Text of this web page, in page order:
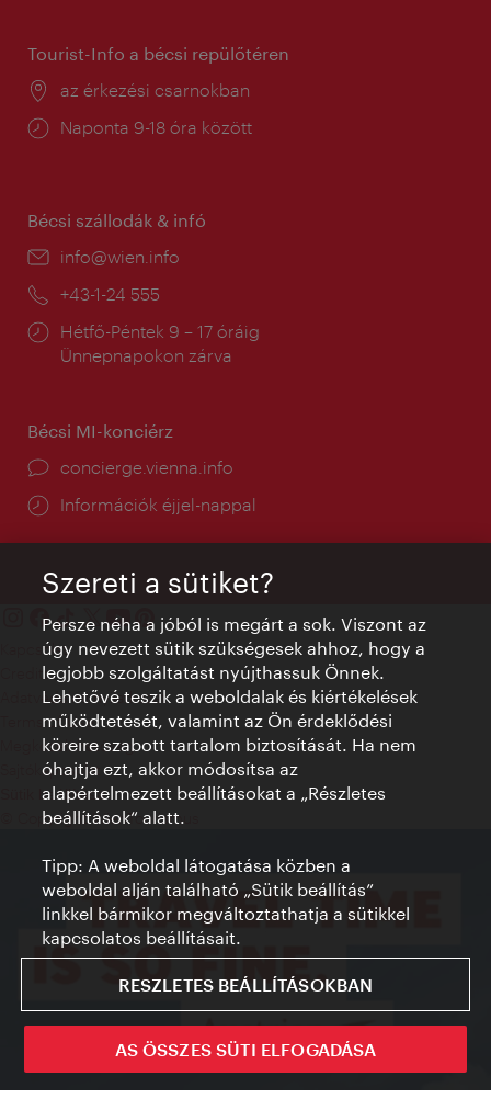
Tourist-Info a bécsi repülőtéren
Helyszín:
az érkezési csarnokban
Nyitva
Naponta 9-18 óra között
Bécsi szállodák & infó
E-
info@wien.info
Telefon:
+43-1-24 555
Nyitva
tartás:
Hétfő-Péntek 9 – 17 óráig
Ünnepnapokon zárva
Bécsi MI-konciérz
concierge.vienna.info
Információk éjjel-nappal
Kapcsolat
Credits
Adatvédelmi nyilatkozat
Terms of Use
Megközelíthetőség
Sajtókapcsolat
Sütik beállítása
© Copyright WienTourismus
Szereti a sütiket?
Persze néha a jóból is megárt a sok. Viszont az
úgy nevezett sütik szükségesek ahhoz, hogy a
legjobb szolgáltatást nyújthassuk Önnek.
Lehetővé teszik a weboldalak és kiértékelések
működtetését, valamint az Ön érdeklődési
köreire szabott tartalom biztosítását. Ha nem
óhajtja ezt, akkor módosítsa az
alapértelmezett beállításokat a „Részletes
beállítások“ alatt.
Tipp: A weboldal látogatása közben a
weboldal alján található „Sütik beállítás”
linkkel bármikor megváltoztathatja a sütikkel
kapcsolatos beállításait.
RESZLETES BEÁLLÍTÁSOKBAN
AS ÖSSZES SÜTI ELFOGADÁSA